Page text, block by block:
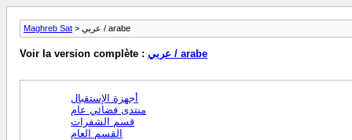
Maghreb Sat > عربي / arabe
Voir la version complète : عربي / arabe
أجهزة الإستقبال
منتدى فضائي عام
قسم الشفرات
القسم العام